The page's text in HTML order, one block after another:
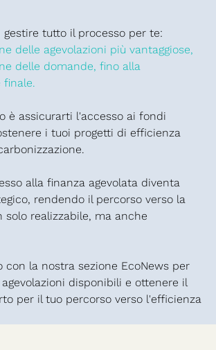
tutto il processo per te:
delle agevolazioni più vantaggiose,
delle domande, fino alla
finale.
è assicurarti l'accesso ai fondi
i tuoi progetti di efficienza
alla finanza agevolata diventa
rendendo il percorso verso la
solo realizzabile, ma anche
con la nostra sezione EcoNews per
disponibili e ottenere il
per il tuo percorso verso l'efficienza